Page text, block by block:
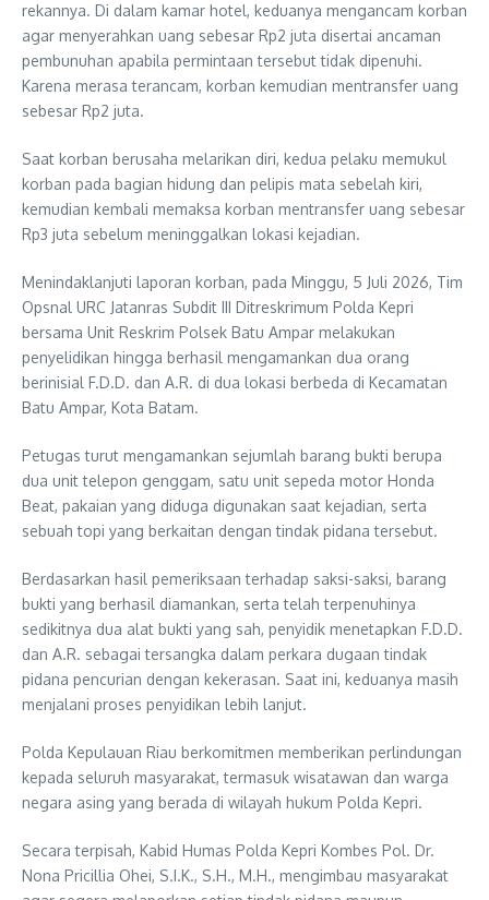
rekannya. Di dalam kamar hotel, keduanya mengancam korban
agar menyerahkan uang sebesar Rp2 juta disertai ancaman
pembunuhan apabila permintaan tersebut tidak dipenuhi.
Karena merasa terancam, korban kemudian mentransfer uang
sebesar Rp2 juta.
Saat korban berusaha melarikan diri, kedua pelaku memukul
korban pada bagian hidung dan pelipis mata sebelah kiri,
kemudian kembali memaksa korban mentransfer uang sebesar
Rp3 juta sebelum meninggalkan lokasi kejadian.
Menindaklanjuti laporan korban, pada Minggu, 5 Juli 2026, Tim
Opsnal URC Jatanras Subdit III Ditreskrimum Polda Kepri
bersama Unit Reskrim Polsek Batu Ampar melakukan
penyelidikan hingga berhasil mengamankan dua orang
berinisial F.D.D. dan A.R. di dua lokasi berbeda di Kecamatan
Batu Ampar, Kota Batam.
Petugas turut mengamankan sejumlah barang bukti berupa
dua unit telepon genggam, satu unit sepeda motor Honda
Beat, pakaian yang diduga digunakan saat kejadian, serta
sebuah topi yang berkaitan dengan tindak pidana tersebut.
Berdasarkan hasil pemeriksaan terhadap saksi-saksi, barang
bukti yang berhasil diamankan, serta telah terpenuhinya
sedikitnya dua alat bukti yang sah, penyidik menetapkan F.D.D.
dan A.R. sebagai tersangka dalam perkara dugaan tindak
pidana pencurian dengan kekerasan. Saat ini, keduanya masih
menjalani proses penyidikan lebih lanjut.
Polda Kepulauan Riau berkomitmen memberikan perlindungan
kepada seluruh masyarakat, termasuk wisatawan dan warga
negara asing yang berada di wilayah hukum Polda Kepri.
Secara terpisah, Kabid Humas Polda Kepri Kombes Pol. Dr.
Nona Pricillia Ohei, S.I.K., S.H., M.H., mengimbau masyarakat